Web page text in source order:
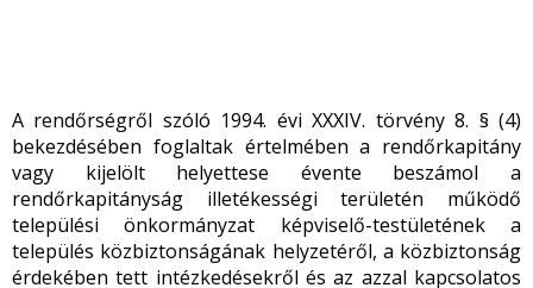
A rendőrségről szóló 1994. évi XXXIV. törvény 8. § (4)
bekezdésében foglaltak értelmében a rendőrkapitány
vagy kijelölt helyettese évente beszámol a
rendőrkapitányság illetékességi területén működő
települési önkormányzat képviselő-testületének a
település közbiztonságának helyzetéről, a közbiztonság
érdekében tett intézkedésekről és az azzal kapcsolatos